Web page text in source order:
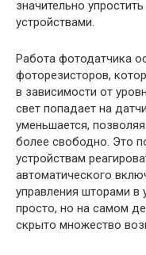
значительно
устройствами.
Работа фотодатчика
фоторезисторов,
в зависимости от
свет попадает на
уменьшается,
более свободно. Это
устройствам
автоматического
управления шторами в
просто, но на самом
скрыто множество